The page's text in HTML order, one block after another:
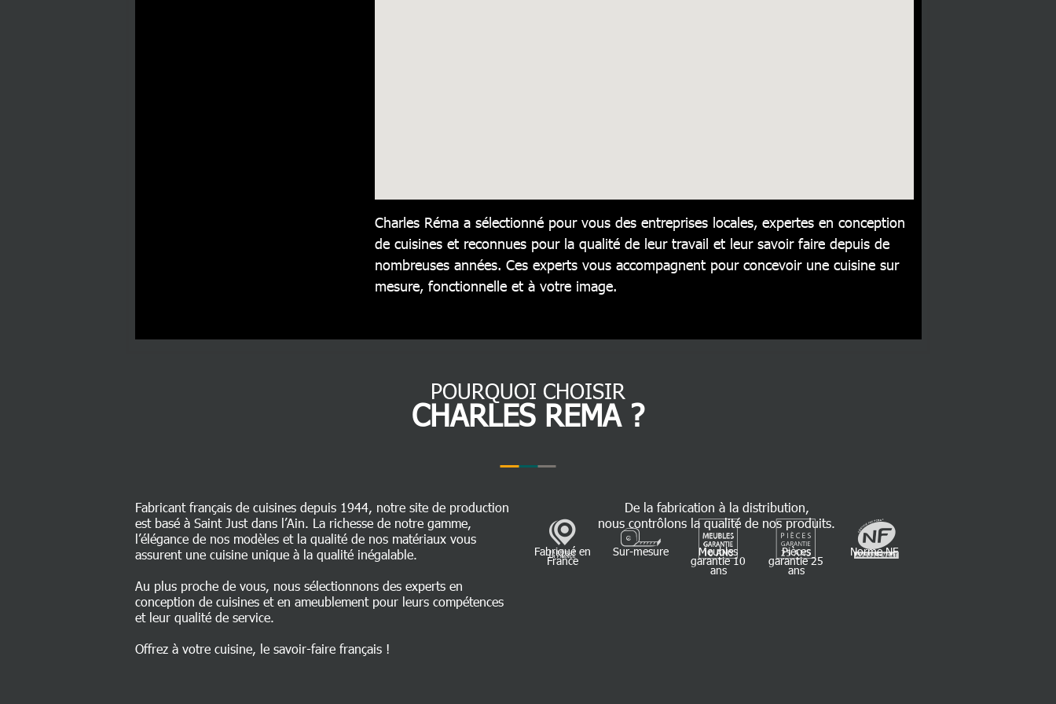
Charles Réma a sélectionné pour vous des entreprises locales, expertes en conception
de cuisines et reconnues pour la qualité de leur travail et leur savoir faire depuis de
nombreuses années. Ces experts vous accompagnent pour concevoir une cuisine sur
mesure, fonctionnelle et à votre image.
POURQUOI CHOISIR
CHARLES REMA ?
Fabricant français de cuisines depuis 1944, notre site de production
est basé à Saint Just dans l’Ain. La richesse de notre gamme,
l’élégance de nos modèles et la qualité de nos matériaux vous
assurent une cuisine unique à la qualité inégalable.
Au plus proche de vous, nous sélectionnons des experts en
conception de cuisines et en ameublement pour leurs compétences
et leur qualité de service.
Offrez à votre cuisine, le savoir-faire français !
De la fabrication à la distribution,
nous contrôlons la qualité de nos produits.
Fabriqué en
France
Sur-mesure Meubles
garantie 10
ans
Pièces
garantie 25
ans
Norme NF